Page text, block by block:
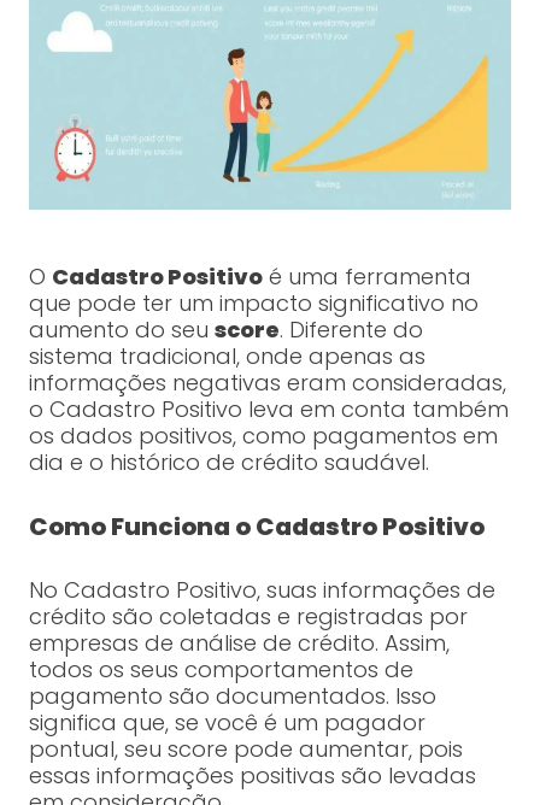
O Cadastro Positivoé uma ferramenta
que pode ter um impacto significativo no
aumento do seu score. Diferente do
sistema tradicional, onde apenas as
informações negativas eram consideradas,
o Cadastro Positivo leva em conta também
os dados positivos, como pagamentos em
dia e o histórico de crédito saudável.
Como Funciona o Cadastro Positivo
No Cadastro Positivo, suas informações de
crédito são coletadas e registradas por
empresas de análise de crédito. Assim,
todos os seus comportamentos de
pagamento são documentados. Isso
significa que, se você é um pagador
pontual, seu score pode aumentar, pois
essas informações positivas são levadas